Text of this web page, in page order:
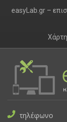
easyLab.gr –
τηλέφωνο